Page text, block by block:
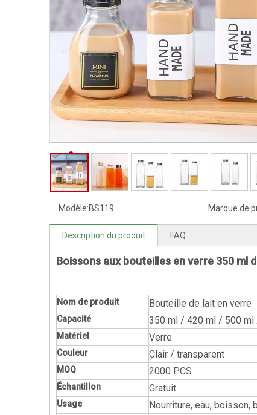
Modèle:BS119 Marque de
Description du produit FAQ
Boissons aux bouteilles en verre 350 ml
Nom de produit Bouteille de lait en verre
Capacité 350 ml / 420 ml / 500 ml
Matériel Verre
Couleur Clair / transparent
MOQ 2000 PCS
Échantillon Gratuit
Usage Nourriture, eau, boisson,